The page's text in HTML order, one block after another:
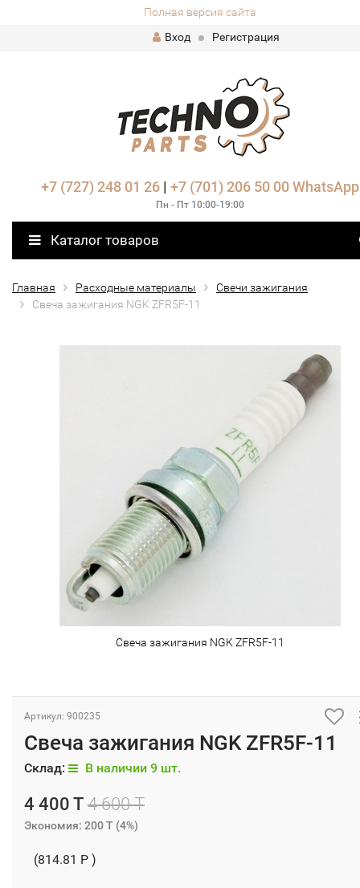
Полная версия сайта
Вход
Регистрация
+7 (727) 248 01 26| +7 (701) 206 50 00 WhatsApp
Пн - Пт 10:00-19:00
Каталог товаров
Главная Расходные материалы
Свечи зажигания
Свеча зажигания NGK ZFR5F-11
Свеча зажигания NGK ZFR5F-11
Артикул: 900235
Свеча зажигания NGK ZFR5F-11
Склад: В наличии 9 шт.
4 400 T 4 600 T
Экономия: 200 T (4%)
(814.81 P )